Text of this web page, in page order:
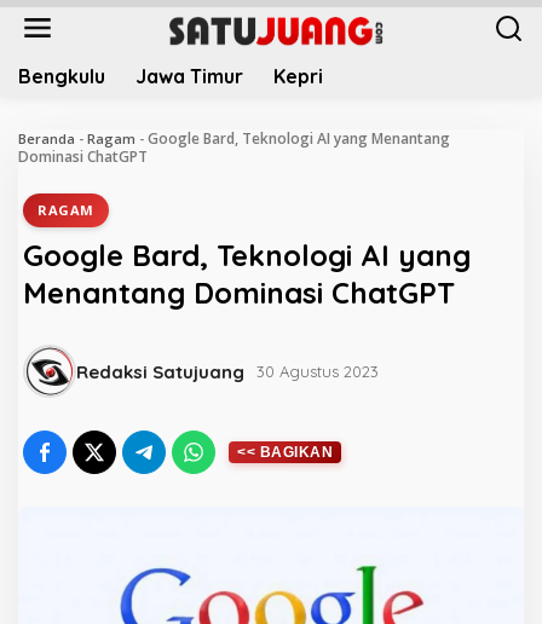
L
Bengkulu Jawa Timur Kepri
Beranda - Ragam - Google Bard, Teknologi AI yang Menantang
Dominasi ChatGPT
RAGAM
Google Bard, Teknologi AI yang
Menantang Dominasi ChatGPT
Redaksi Satujuang 30 Agustus 2023